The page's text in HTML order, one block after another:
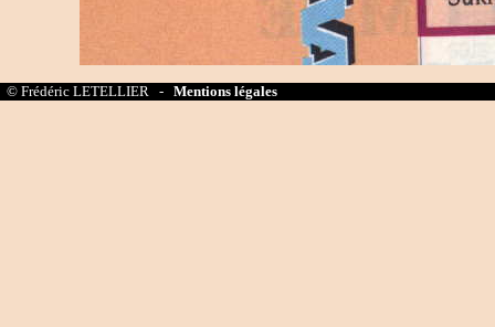
© Frédéric LETELLIER - Mentions légales